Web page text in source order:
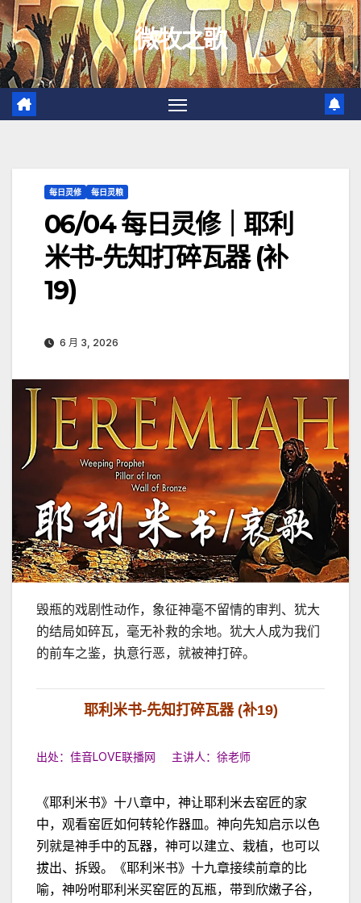
跳
至
内
容
微牧之歌
每日灵修 每日灵粮
06/04 每日灵修｜耶利
米书-先知打碎瓦器 (补
19)
6 月 3, 2026
毁瓶的戏剧性动作，象征神毫不留情的审判、犹大
的结局如碎瓦，毫无补救的余地。犹大人成为我们
的前车之鉴，执意行恶，就被神打碎。
耶利米书-先知打碎瓦器 (补19)
出处：佳音LOVE联播网 主讲人：徐老师
《耶利米书》十八章中，神让耶利米去窑匠的家
中，观看窑匠如何转轮作器皿。神向先知启示以色
列就是神手中的瓦器，神可以建立、栽植，也可以
拔出、拆毁。《耶利米书》十九章接续前章的比
喻，神吩咐耶利米买窑匠的瓦瓶，带到欣嫩子谷，